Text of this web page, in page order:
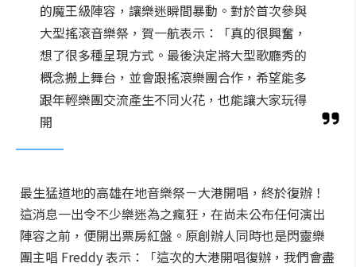
的魔王級陣容，讓樂迷瞬間暴動。對於首次參與
大型搖滾音樂祭，賀一航表示：「真的很興奮，
想了很多種呈現方式。最後決定將大型歌廳秀的
概念搬上舞台，並會跟搖滾樂團合作，希望能多
跟年輕樂團交流產生不同火花，也能讓大家玩得
開
最生猛道地的高雄在地音樂祭－大港開唱，終於復辦！
這消息一出令不少樂迷為之瘋狂，在尚未公布任何演出
陣容之前，便開出票房紅盤。原創辦人同時也是閃靈樂
團主唱 Freddy 表示：「這次的大港開唱復辦，我們會盡